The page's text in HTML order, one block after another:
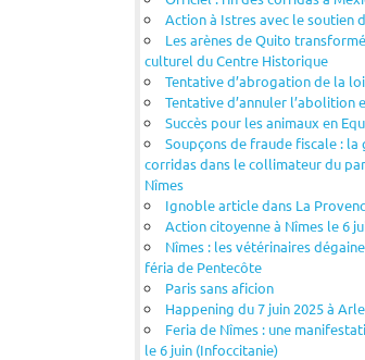
Action à Istres avec le soutien
Les arènes de Quito
culturel du Centre Historique
Tentative d’abrogation de la
Tentative d’annuler l’abolition
Succès pour les animaux en
Soupçons de fraude fiscale : la
corridas dans le collimateur du
Nîmes
Ignoble article dans La
Action citoyenne à Nîmes le 6
Nîmes : les vétérinaires
féria de Pentecôte
Paris sans aficion
Happening du 7 juin 2025 à
Feria de Nîmes : une
le 6 juin (Infoccitanie)